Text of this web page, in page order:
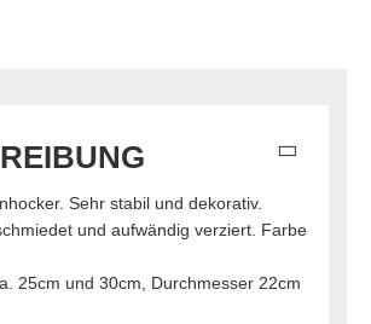
Sehr stabil und dekorativ.
und aufwändig verziert. Farbe
25cm und 30cm, Durchmesser 22cm